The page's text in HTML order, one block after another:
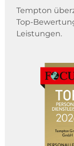
Tempton
Top-
Leistungen.